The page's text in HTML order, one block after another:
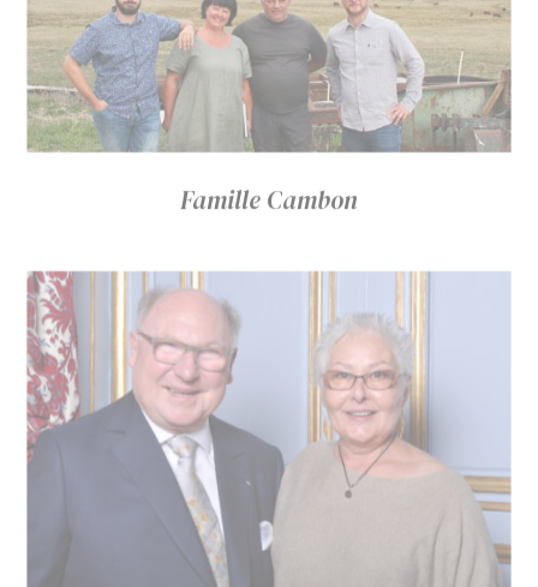
Famille Cambon